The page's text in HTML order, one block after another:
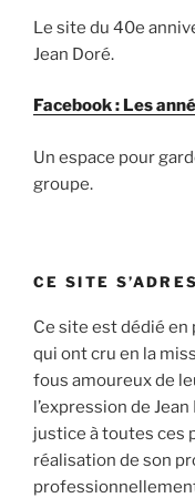
Le site du 40e
Jean Doré.
Facebook : Les
Un espace pour
groupe.
CE SITE
Ce site est dédié
qui ont cru en la
fous amoureux de
l’expression de
justice à toutes ces
réalisation de son